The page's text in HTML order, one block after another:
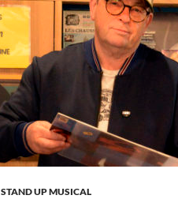
STAND UP MUSICAL